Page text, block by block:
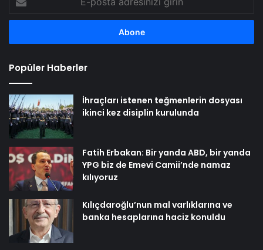
posta
adresinizi
Popüler Haberler
İhraçları istenen teğmenlerin dosyası
ikinci kez disiplin kurulunda
Fatih Erbakan: Bir yanda ABD, bir yanda
YPG biz de Emevi Camii’nde namaz
kılıyoruz
Kılıçdaroğlu’nun mal varlıklarına ve
banka hesaplarına haciz konuldu